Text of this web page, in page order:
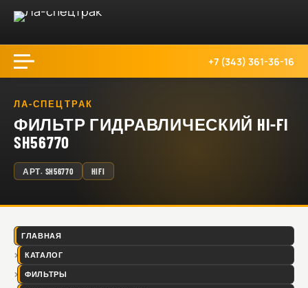
+7 (343) 361-36-16
ЛА-СПЕЦТРАК
ФИЛЬТР ГИДРАВЛИЧЕСКИЙ HI-FI
SH56770
АРТ. SH56770 HIFI
ГЛАВНАЯ
КАТАЛОГ
ФИЛЬТРЫ